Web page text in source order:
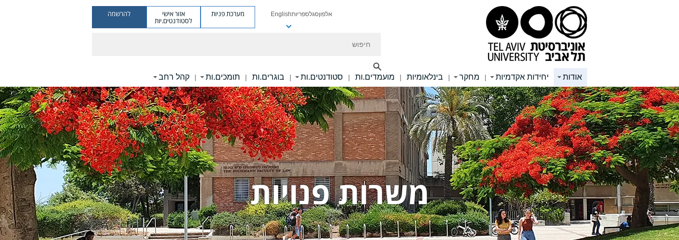
אלפוןסגלספריותEnglish מערכת פניות אזור אישי
לסטודנטים.יות
להרשמה
אודות יחידות אקדמיות | מחקר | בינלאומיות | מועמדים.ות | סטודנטים.ות | בוגרים.ות | תומכים.ות | קהל רחב
משרות פנויות